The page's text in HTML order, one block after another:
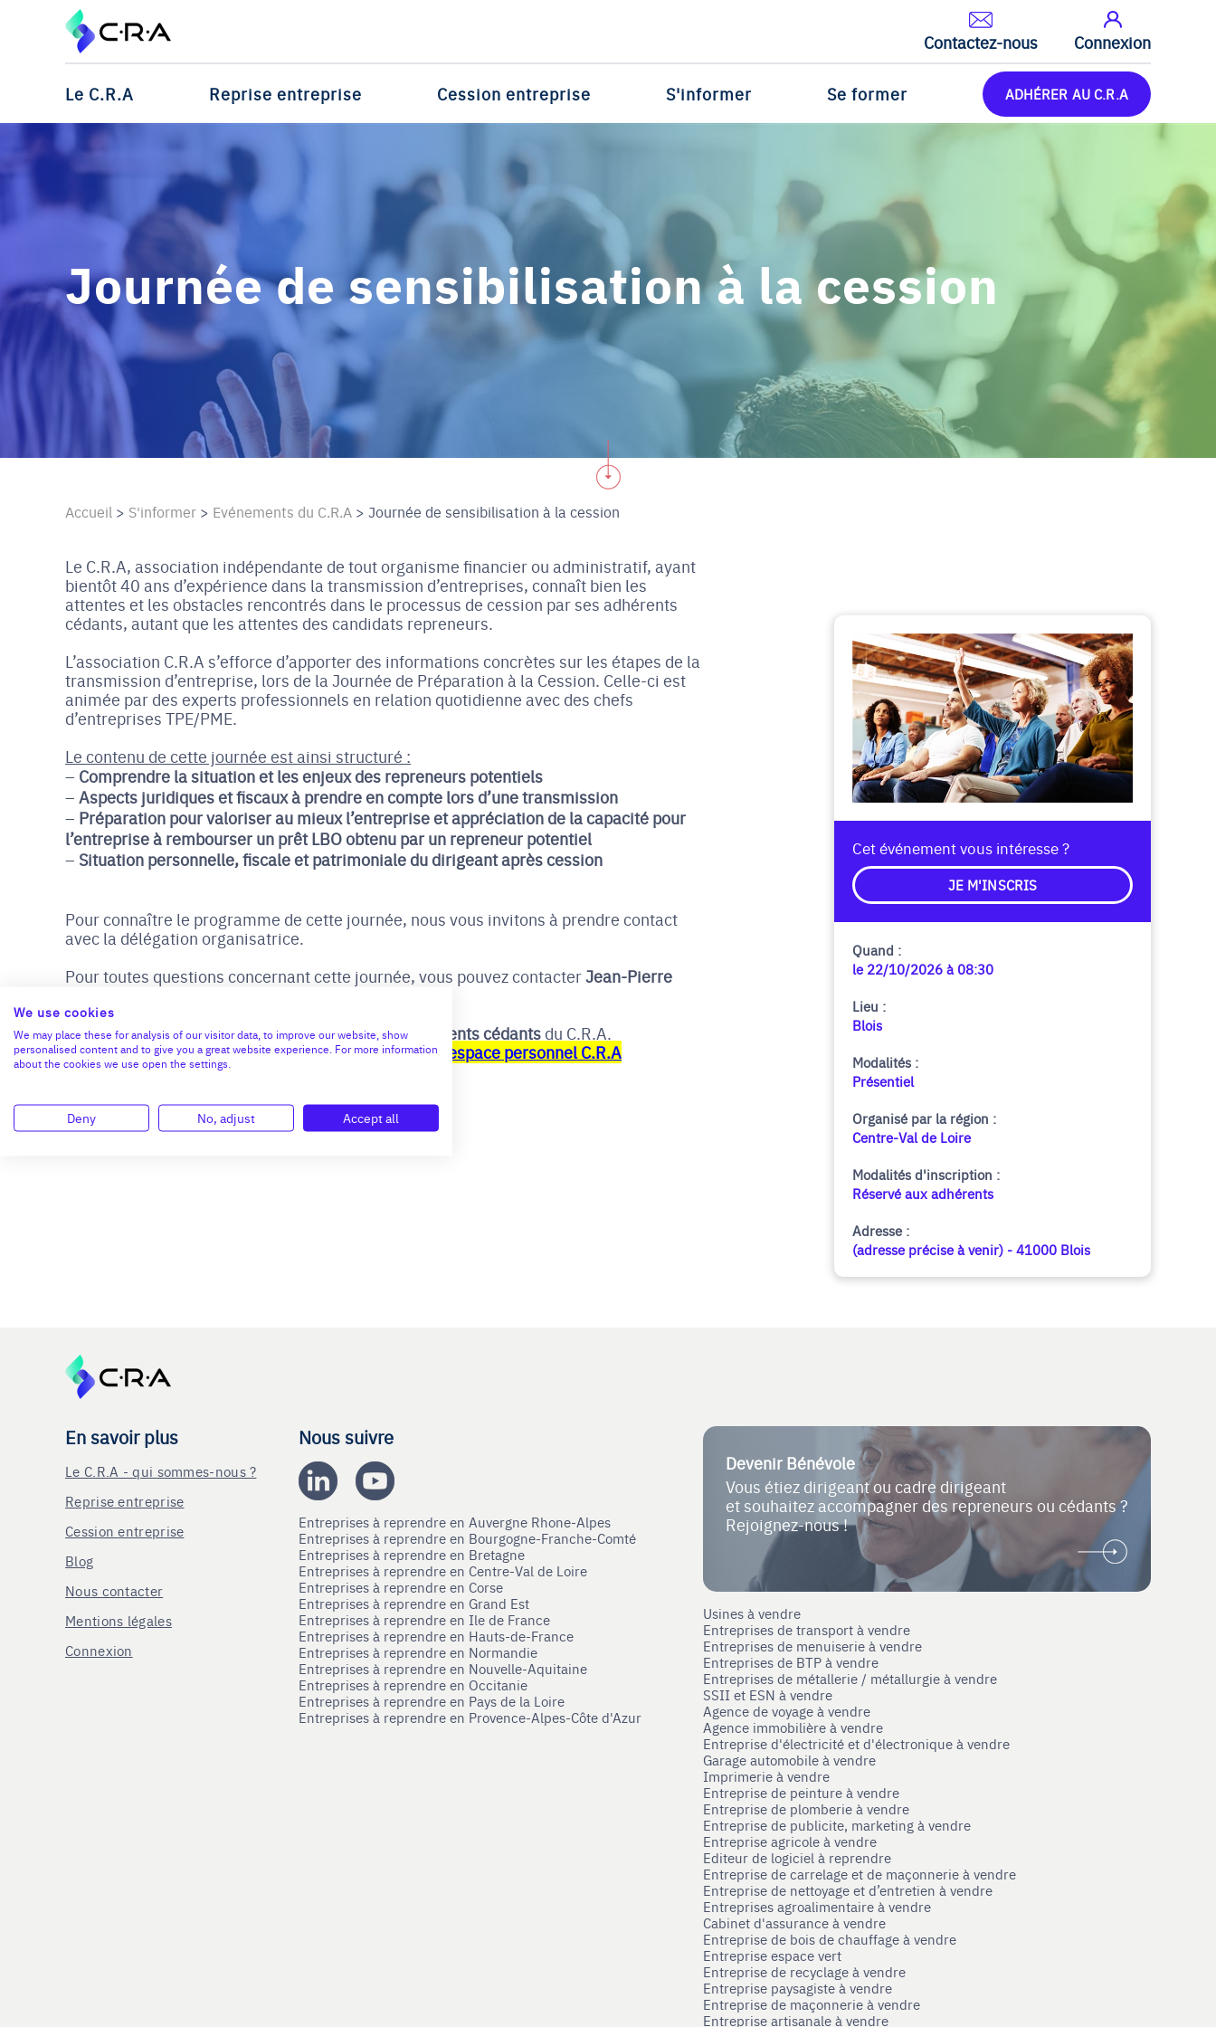
Contactez-nous Connexion
Le C.R.A Reprise entreprise Cession entreprise S'informer Se former ADHÉRER AU C.R.A
Journée de sensibilisation à la cession
Accueil > S'informer > Evénements du C.R.A > Journée de sensibilisation à la cession
Quand :
le 22/10/2026 à 08:30
Lieu :
Blois
Modalités :
Présentiel
Organisé par la région :
Centre-Val de Loire
Modalités d'inscription :
Réservé aux adhérents
Adresse :
(adresse précise à venir) - 41000 Blois
Cet événement vous intéresse ?
JE M'INSCRIS
Le C.R.A, association indépendante de tout organisme financier ou administratif, ayant
bientôt 40 ans d’expérience dans la transmission d’entreprises, connaît bien les
attentes et les obstacles rencontrés dans le processus de cession par ses adhérents
cédants, autant que les attentes des candidats repreneurs.
L’association C.R.A s’efforce d’apporter des informations concrètes sur les étapes de la
transmission d’entreprise, lors de la Journée de Préparation à la Cession. Celle-ci est
animée par des experts professionnels en relation quotidienne avec des chefs
d’entreprises TPE/PME.
Le contenu de cette journée est ainsi structuré :
Comprendre la situation et les enjeux des repreneurs potentiels
Aspects juridiques et fiscaux à prendre en compte lors d’une transmission
Préparation pour valoriser au mieux l’entreprise et appréciation de la capacité pour
l’entreprise à rembourser un prêt LBO obtenu par un repreneur potentiel
Situation personnelle, fiscale et patrimoniale du dirigeant après cession
Pour connaître le programme de cette journée, nous vous invitons à prendre contact
avec la délégation organisatrice.
Pour toutes questions concernant cette journée, vous pouvez contacterJean-Pierre
Cet événement est exclusivementréservé aux adhérents cédants du C.R.A.
Pour vous inscrire, vous devez être connecté à votre
espace personnel C.R.A
En savoir plus
Le C.R.A - qui sommes-nous ?
Reprise entreprise
Cession entreprise
Blog
Nous contacter
Mentions légales
Connexion
Nous suivre
Entreprises à reprendre en Auvergne Rhone-Alpes
Entreprises à reprendre en Bourgogne-Franche-Comté
Entreprises à reprendre en Bretagne
Entreprises à reprendre en Centre-Val de Loire
Entreprises à reprendre en Corse
Entreprises à reprendre en Grand Est
Entreprises à reprendre en Ile de France
Entreprises à reprendre en Hauts-de-France
Entreprises à reprendre en Normandie
Entreprises à reprendre en Nouvelle-Aquitaine
Entreprises à reprendre en Occitanie
Entreprises à reprendre en Pays de la Loire
Entreprises à reprendre en Provence-Alpes-Côte d'Azur
Devenir Bénévole
Vous étiez dirigeant ou cadre dirigeant
et souhaitez accompagner des repreneurs ou cédants ?
Rejoignez-nous !
Usines à vendre
Entreprises de transport à vendre
Entreprises de menuiserie à vendre
Entreprises de BTP à vendre
Entreprises de métallerie / métallurgie à vendre
SSII et ESN à vendre
Agence de voyage à vendre
Agence immobilière à vendre
Entreprise d'électricité et d'électronique à vendre
Garage automobile à vendre
Imprimerie à vendre
Entreprise de peinture à vendre
Entreprise de plomberie à vendre
Entreprise de publicite, marketing à vendre
Entreprise agricole à vendre
Editeur de logiciel à reprendre
Entreprise de carrelage et de maçonnerie à vendre
Entreprise de nettoyage et d’entretien à vendre
Entreprises agroalimentaire à vendre
Cabinet d'assurance à vendre
Entreprise de bois de chauffage à vendre
Entreprise espace vert
Entreprise de recyclage à vendre
Entreprise paysagiste à vendre
Entreprise de maçonnerie à vendre
Entreprise artisanale à vendre
We use cookies
We may place these for analysis of our visitor data, to improve our website, show
personalised content and to give you a great website experience. For more information
about the cookies we use open the settings.
Deny No, adjust Accept all